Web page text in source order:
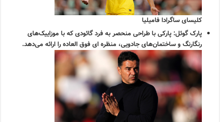
کلیسای ساگرادا فامیلیا
پارک گوئل: پارکی با طراحی منحصر به فرد گائودی که با موزاییک‌های
رنگارنگ و ساختمان‌های جادویی، منظره ای فوق العاده را ارائه می‌دهد.